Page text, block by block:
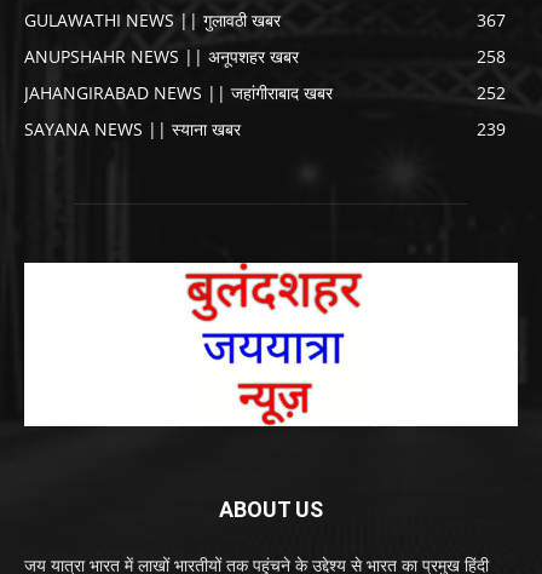
GULAWATHI NEWS || गुलावठी खबर
367
ANUPSHAHR NEWS || अनूपशहर खबर
258
JAHANGIRABAD NEWS || जहांगीराबाद खबर
252
SAYANA NEWS || स्याना खबर
239
ABOUT US
जय यात्रा भारत में लाखों भारतीयों तक पहुंचने के उद्देश्य से भारत का प्रमुख हिंदी